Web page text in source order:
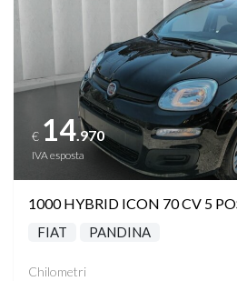
€ 14.970
IVA esposta
1000 HYBRID ICON 70 CV 5
FIAT PANDINA
Chilometri